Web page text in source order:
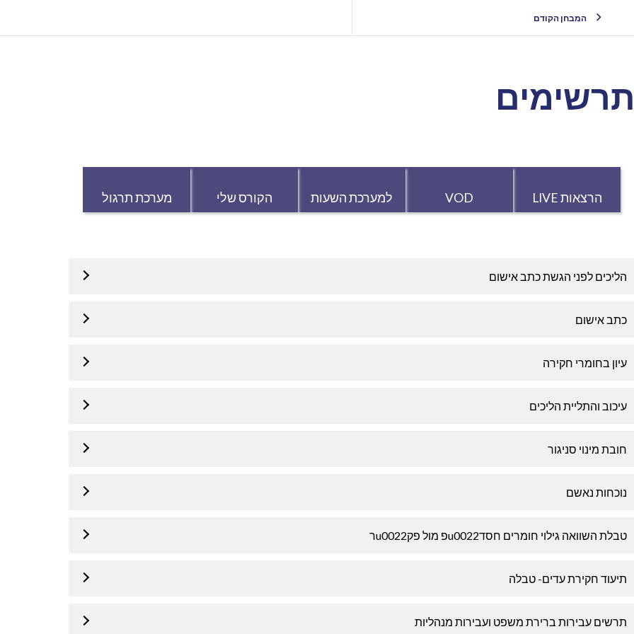
המבחן הקודם
תרשימים
הרצאות LIVE VOD למערכת השעות הקורס שלי מערכת תרגול
הליכים לפני הגשת כתב אישום
כתב אישום
עיון בחומרי חקירה
עיכוב והתליית הליכים
חובת מינוי סניגור
נוכחות נאשם
טבלת השוואה גילוי חומרים חסדu0022פ מול פקu0022ר
תיעוד חקירת עדים- טבלה
תרשים עבירות ברירת משפט ועבירות מנהליות